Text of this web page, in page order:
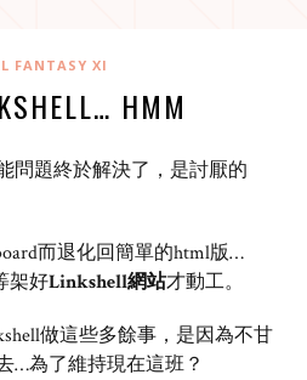
FANTASY XI
HMM
問題終於解決了，是討厭的
而退化回簡單的html版…
架好Linkshell網站才動工。
做這些多餘事，是因為不甘
…為了維持現在這班？